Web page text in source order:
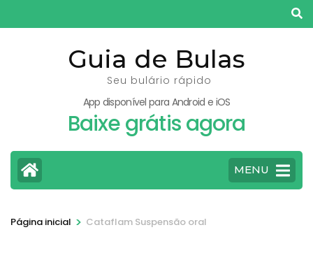
para
Guia de Bulas
Seu bulário rápido
App disponível para Android e iOS
Baixe grátis agora
MENU
Página inicial > Cataflam Suspensão oral